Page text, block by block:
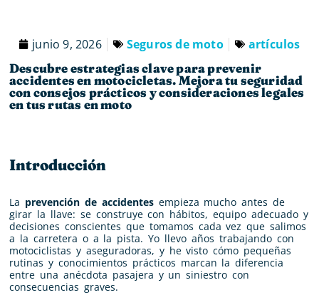
junio 9, 2026 Seguros de moto artículos
Descubre estrategias clave para prevenir
accidentes en motocicletas. Mejora tu seguridad
con consejos prácticos y consideraciones legales
en tus rutas en moto
Introducción
La prevención de accidentesempieza mucho antes de
girar la llave: se construye con hábitos, equipo adecuado y
decisiones conscientes que tomamos cada vez que salimos
a la carretera o a la pista. Yo llevo años trabajando con
motociclistas y aseguradoras, y he visto cómo pequeñas
rutinas y conocimientos prácticos marcan la diferencia
entre una anécdota pasajera y un siniestro con
consecuencias graves.